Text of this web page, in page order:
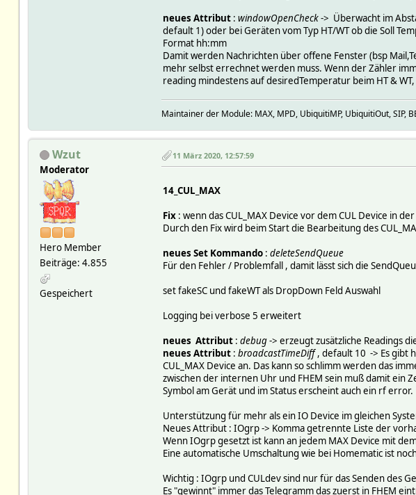
neues Attribut: windowOpenCheck-> Überwacht im
default 1) oder bei Geräten vom Typ HT/WT ob die Soll
Format hh:mm
Damit werden Nachrichten über offene Fenster (bsp
mehr selbst errechnet werden muss. Wenn der Zähler
reading mindestens auf desiredTemperatur beim HT &
Maintainer der Module: MAX, MPD, UbiquitiMP, UbiquitiOut, SIP,
Wzut
Moderator
Hero Member
Beiträge: 4.855
Gespeichert
11 März 2020, 12:57:59
14_CUL_MAX
Fix: wenn das CUL_MAX Device vor dem CUL Device in
Durch den Fix wird beim Start die Bearbeitung des
neues Set Kommando: deleteSendQueue
Für den Fehler / Problemfall , damit lässt sich die
set fakeSC und fakeWT als DropDown Feld Auswahl
Logging bei verbose 5 erweitert
neues Attribut: debug-> erzeugt zusätzliche Readings
neues Attribut: broadcastTimeDiff, default 10 -> Es gibt
CUL_MAX Device an. Das kann so schlimm werden das
zwischen der internen Uhr und FHEM sein muß damit ein
Symbol am Gerät und im Status erscheint auch ein rf error.
Unterstützung für mehr als ein IO Device im gleichen
Neues Attribut : IOgrp -> Komma getrennte Liste der
Wenn IOgrp gesetzt ist kann an jedem MAX Device mit
Eine automatische Umschaltung wie bei Homematic ist
Wichtig : IOgrp und CULdev sind nur für das Senden des
Es "gewinnt" immer das Telegramm das zuerst in FHEM